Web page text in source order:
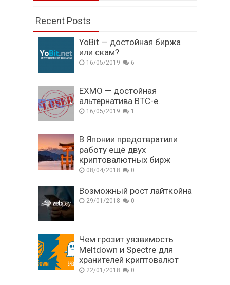
Recent Posts
YoBit — достойная биржа
или скам?
16/05/2019 6
EXMO — достойная
альтернатива BTC-e.
16/05/2019 1
В Японии предотвратили
работу ещё двух
криптовалютных бирж
08/04/2018 0
Возможный рост лайткойна
29/01/2018 0
Чем грозит уязвимость
Meltdown и Spectre для
хранителей криптовалют
22/01/2018 0